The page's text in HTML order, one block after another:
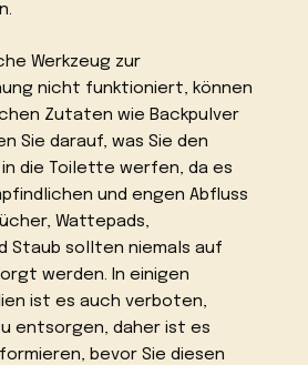
Werkzeug zur
nicht funktioniert, können
Zutaten wie Backpulver
Sie darauf, was Sie den
die Toilette werfen, da es
und engen Abfluss
Wattepads,
Staub sollten niemals auf
werden. In einigen
ist es auch verboten,
entsorgen, daher ist es
bevor Sie diesen